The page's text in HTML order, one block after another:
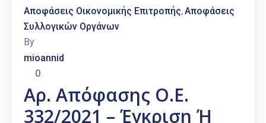
Αποφάσεις Οικονομικής Επιτροπής‚Αποφάσεις
Συλλογικών Οργάνων
By
mioannid
0
Αρ. Απόφασης Ο.Ε.
332/2021 – Έγκριση Ή